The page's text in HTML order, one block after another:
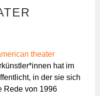
hat im
in der sie sich
Rede von 1996